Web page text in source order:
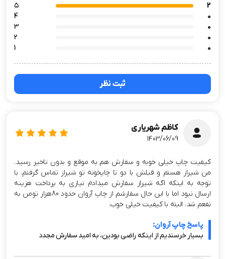
2
۵
0
4
0
3
0
2
0
1
ثبت نظر
کاظم شهریاری
1403/06/09
کیفیت چاپ خیلی خوبه و سفارش هم به موقع و بدون تاخیر رسید.
من شیراز هستم و قبلش با دو تا چاپخونه تو شیراز تماس گرفتم. با
توجه به اینکه اگه شیراز سفارش میدادم نیازی به پرداخت هزینه
ارسال نبود اما با این حال سفارشم از چاپ آروان حدود 80هزار تومن به
نفعم شد. البته با کیفیت خیلی خوب.
پاسخ چاپ آروان:
بسیار خرسندیم از اینکه راضی بودین، به امید سفارش مجدد